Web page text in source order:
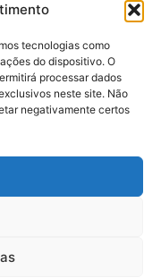
tecnologias como
do dispositivo. O
processar dados
neste site. Não
negativamente certos
(Whatsapp)
Carlos
- AL - CEP:
Todos os